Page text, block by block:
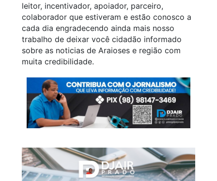
leitor, incentivador, apoiador, parceiro,
colaborador que estiveram e estão conosco a
cada dia engradecendo ainda mais nosso
trabalho de deixar você cidadão informado
sobre as noticias de Araioses e região com
muita credibilidade.